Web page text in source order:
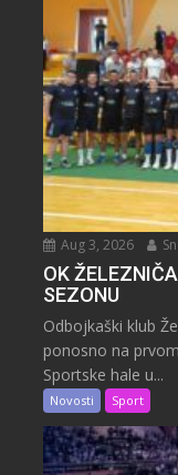
Aug 3, 2026
OK
SEZONU
Odbojkaški klub
ponosno na
Sportske hale u...
Novosti Sport